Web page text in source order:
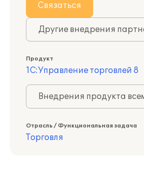
Связаться
Другие внедрения
Продукт
1С:Управление торговлей 8
Внедрения продукта
Отрасль / Функциональная задача
Торговля